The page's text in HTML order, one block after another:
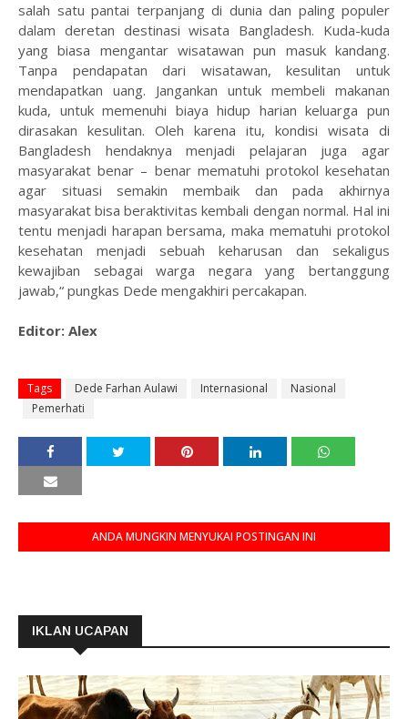
salah satu pantai terpanjang di dunia dan paling populer
dalam deretan destinasi wisata Bangladesh. Kuda-kuda
yang biasa mengantar wisatawan pun masuk kandang.
Tanpa pendapatan dari wisatawan, kesulitan untuk
mendapatkan uang. Jangankan untuk membeli makanan
kuda, untuk memenuhi biaya hidup harian keluarga pun
dirasakan kesulitan. Oleh karena itu, kondisi wisata di
Bangladesh hendaknya menjadi pelajaran juga agar
masyarakat benar – benar mematuhi protokol kesehatan
agar situasi semakin membaik dan pada akhirnya
masyarakat bisa beraktivitas kembali dengan normal. Hal ini
tentu menjadi harapan bersama, maka mematuhi protokol
kesehatan menjadi sebuah keharusan dan sekaligus
kewajiban sebagai warga negara yang bertanggung
jawab,“ pungkas Dede mengakhiri percakapan.
Editor: Alex
Tags Dede Farhan Aulawi Internasional
Nasional
Pemerhati
ANDA MUNGKIN MENYUKAI POSTINGAN INI
IKLAN UCAPAN